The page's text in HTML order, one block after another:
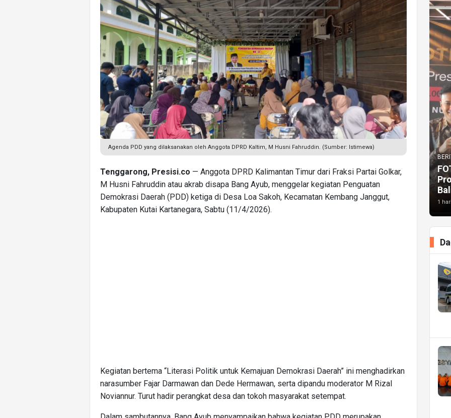
Agenda PDD yang dilaksanakan oleh Anggota DPRD Kaltim, M Husni Fahruddin. (Sumber: Istimewa)
Tenggarong, Presisi.co — Anggota DPRD Kalimantan Timur dari Fraksi Partai Golkar,
M Husni Fahruddin atau akrab disapa Bang Ayub, menggelar kegiatan Penguatan
Demokrasi Daerah (PDD) ketiga di Desa Loa Sakoh, Kecamatan Kembang Janggut,
Kabupaten Kutai Kartanegara, Sabtu (11/4/2026).
Kegiatan bertema “Literasi Politik untuk Kemajuan Demokrasi Daerah” ini menghadirkan
narasumber Fajar Darmawan dan Dede Hermawan, serta dipandu moderator M Rizal
Noviannur. Turut hadir perangkat desa dan tokoh masyarakat setempat.
1